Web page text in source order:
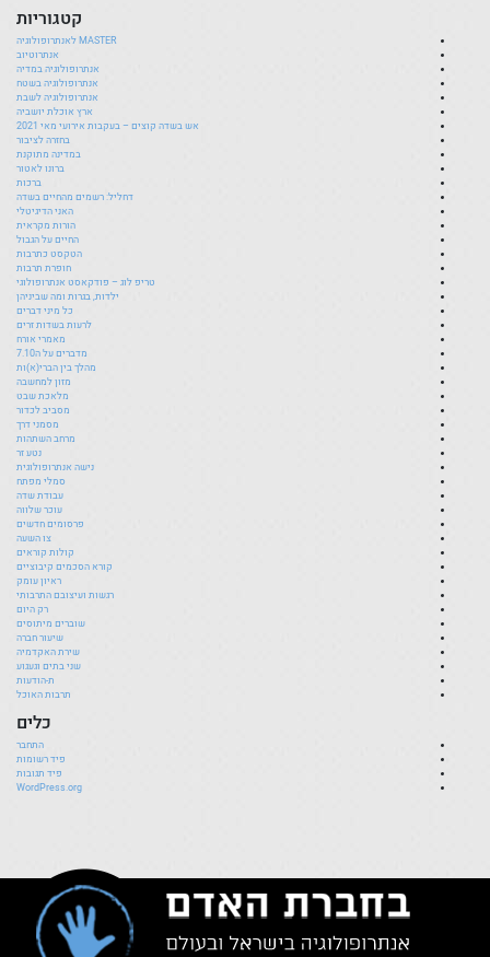
קטגוריות
MASTER לאנתרופולוגיה
אנתרוטיוב
אנתרופולוגיה במדיה
אנתרופולוגיה בשטח
אנתרופולוגיה לשבת
ארץ אוכלת יושביה
אש בשדה קוצים – בעקבות אירועי מאי 2021
בחזרה לציבור
במדינה מתוקנת
ברונו לאטור
ברכות
דחליל: רשמים מהחיים בשדה
האני הדיגיטלי
הורות מקראית
החיים על הגבול
הטקסט כתרבות
חופרת תרבות
טריפ לוג – פודקאסט אנתרופולוגי
ילדות, בגרות ומה שביניהן
כל מיני דברים
לרעות בשדות זרים
מאמרי אורח
מדברים על ה7.10
מהלך בין הברי(א)ות
מזון למחשבה
מלאכת שבט
מסביב לכדור
מסמני דרך
מרחב השתהות
נטע זר
נישה אנתרופולוגית
סמלי מפתח
עבודת שדה
עוכר שלווה
פרסומים חדשים
צו השעה
קולות קוראים
קורא הסכמים קיבוציים
ראיון עומק
רגשות ועיצובם התרבותי
רק היום
שוברים מיתוסים
שיעור חברה
שירת האקדמיה
שני בתים וגעגוע
ת-הודעות
תרבות האוכל
כלים
התחבר
פיד רשומות
פיד תגובות
WordPress.org